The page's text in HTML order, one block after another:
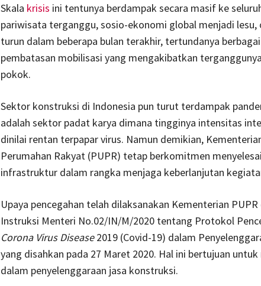
Skala krisis ini tentunya berdampak secara masif ke
pariwisata terganggu, sosio-ekonomi global menjadi lesu,
turun dalam beberapa bulan terakhir, tertundanya
pembatasan mobilisasi yang mengakibatkan
pokok.
Sektor konstruksi di Indonesia pun turut terdampak
adalah sektor padat karya dimana tingginya intensitas
dinilai rentan terpapar virus. Namun demikian,
Perumahan Rakyat (PUPR) tetap berkomitmen
infrastruktur dalam rangka menjaga keberlanjutan
Upaya pencegahan telah dilaksanakan Kementerian
Instruksi Menteri No.02/IN/M/2020 tentang Protokol
Corona Virus Disease2019 (Covid-19) dalam
yang disahkan pada 27 Maret 2020. Hal ini bertujuan
dalam penyelenggaraan jasa konstruksi.